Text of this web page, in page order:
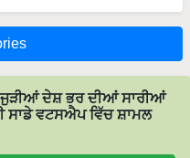
ਜੁੜੀਆਂ ਦੇਸ਼ ਭਰ ਦੀਆਂ ਸਾਰੀਆਂ
ਸਾਡੇ ਵਟਸਐਪ ਵਿੱਚ ਸ਼ਾਮਲ